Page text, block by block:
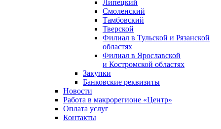
Липецкий
Смоленский
Тамбовский
Тверской
Филиал в Тульской и Рязанской
областях
Филиал в Ярославской
и Костромской областях
Закупки
Банковские реквизиты
Новости
Работа в макрорегионе «Центр»
Оплата услуг
Контакты